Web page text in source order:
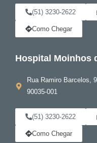
(51) 3230-2622
Como Chegar
Hospital Moinhos
Rua Ramiro Barcelos,
90035-001
(51) 3230-2622
Como Chegar